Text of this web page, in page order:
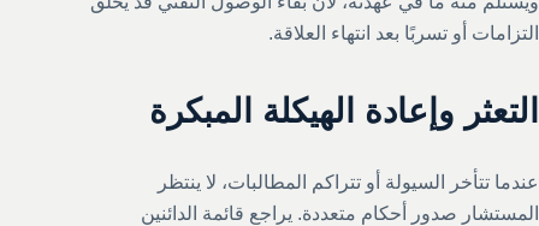
التزامات أو تسربًا بعد انتهاء العلاقة.
التعثر وإعادة الهيكلة المبكرة
عندما تتأخر السيولة أو تتراكم المطالبات، لا ينتظر
المستشار صدور أحكام متعددة. يراجع قائمة الدائنين